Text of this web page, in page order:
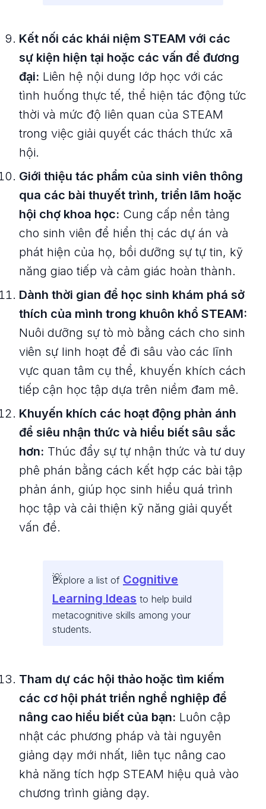
Kết nối các khái niệm STEAM với các
sự kiện hiện tại hoặc các vấn đề đương
đại: Liên hệ nội dung lớp học với các
tình huống thực tế, thể hiện tác động tức
thời và mức độ liên quan của STEAM
trong việc giải quyết các thách thức xã
hội.
Giới thiệu tác phẩm của sinh viên thông
qua các bài thuyết trình, triển lãm hoặc
hội chợ khoa học: Cung cấp nền tảng
cho sinh viên để hiển thị các dự án và
phát hiện của họ, bồi dưỡng sự tự tin, kỹ
năng giao tiếp và cảm giác hoàn thành.
Dành thời gian để học sinh khám phá sở
thích của mình trong khuôn khổ STEAM:
Nuôi dưỡng sự tò mò bằng cách cho sinh
viên sự linh hoạt để đi sâu vào các lĩnh
vực quan tâm cụ thể, khuyến khích cách
tiếp cận học tập dựa trên niềm đam mê.
Khuyến khích các hoạt động phản ánh
để siêu nhận thức và hiểu biết sâu sắc
hơn: Thúc đẩy sự tự nhận thức và tư duy
phê phán bằng cách kết hợp các bài tập
phản ánh, giúp học sinh hiểu quá trình
học tập và cải thiện kỹ năng giải quyết
vấn đề.
Explore a list of Cognitive
Learning Ideas to help build
metacognitive skills among your
students.
Tham dự các hội thảo hoặc tìm kiếm
các cơ hội phát triển nghề nghiệp để
nâng cao hiểu biết của bạn: Luôn cập
nhật các phương pháp và tài nguyên
giảng dạy mới nhất, liên tục nâng cao
khả năng tích hợp STEAM hiệu quả vào
chương trình giảng dạy.